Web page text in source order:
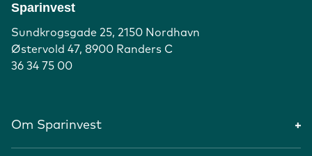
Sparinvest
Sundkrogsgade 25, 2150 Nordhavn
Østervold 47, 8900 Randers C
36 34 75 00
Om Sparinvest